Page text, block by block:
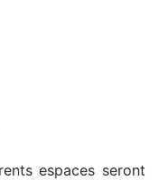
espaces seront